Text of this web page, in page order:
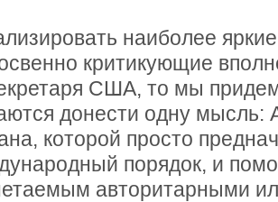
наиболее
критикующие
США, то мы
донести одну мысль:
которой просто
порядок, и
авторитарными